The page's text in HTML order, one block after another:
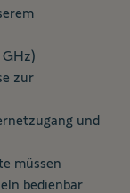
zur
und
müssen
bedienbar